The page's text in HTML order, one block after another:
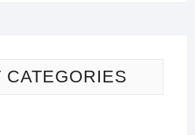
CATEGORIES